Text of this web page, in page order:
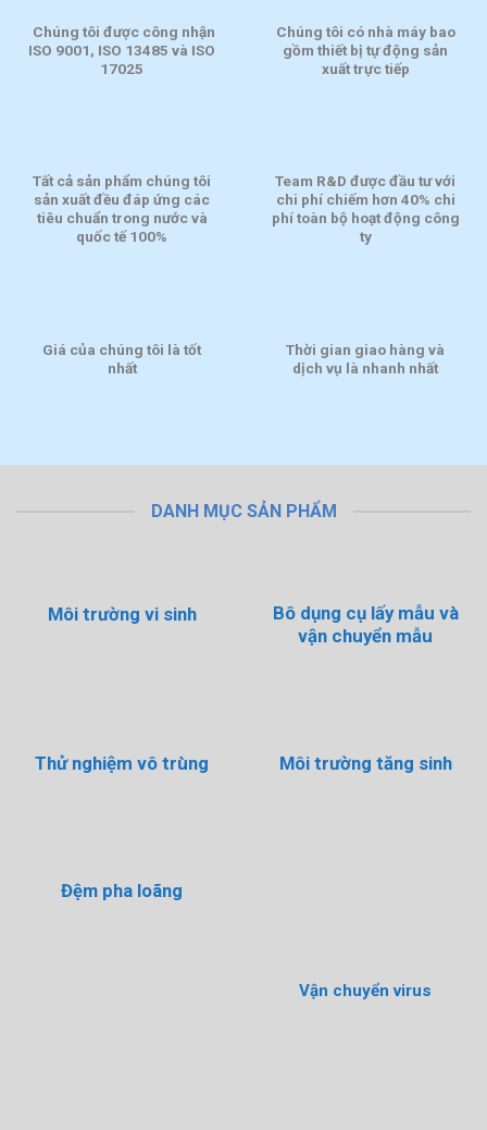
Chúng tôi được công nhận
ISO 9001, ISO 13485 và ISO
17025
Chúng tôi có nhà máy bao
gồm thiết bị tự động sản
xuất trực tiếp
Tất cả sản phẩm chúng tôi
sản xuất đều đáp ứng các
tiêu chuẩn trong nước và
quốc tế 100%
Team R&D được đầu tư với
chi phí chiếm hơn 40% chi
phí toàn bộ hoạt động công
ty
Giá của chúng tôi là tốt
nhất
Thời gian giao hàng và
dịch vụ là nhanh nhất
DANH MỤC SẢN PHẨM
Môi trường vi sinh
Bô dụng cụ lấy mẫu và
vận chuyển mẫu
Thử nghiệm vô trùng Môi trường tăng sinh
Đệm pha loãng
Vận chuyển virus